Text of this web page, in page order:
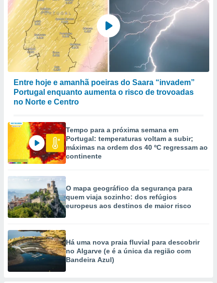
Entre hoje e amanhã poeiras do Saara “invadem”
Portugal enquanto aumenta o risco de trovoadas
no Norte e Centro
Tempo para a próxima semana em
Portugal: temperaturas voltam a subir;
máximas na ordem dos 40 ºC regressam ao
continente
O mapa geográfico da segurança para
quem viaja sozinho: dos refúgios
europeus aos destinos de maior risco
Há uma nova praia fluvial para descobrir
no Algarve (e é a única da região com
Bandeira Azul)